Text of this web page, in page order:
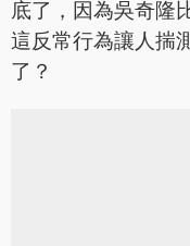
底了，因為吳奇隆
這反常行為讓人揣
了？